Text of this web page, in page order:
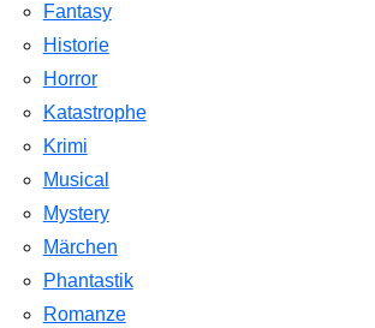
Fantasy
Historie
Horror
Katastrophe
Krimi
Musical
Mystery
Märchen
Phantastik
Romanze